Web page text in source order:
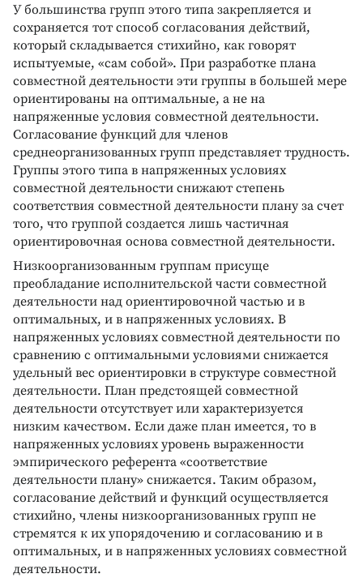
У большинства групп этого типа закрепляется и
сохраняется тот способ согласования действий,
который складывается стихийно, как говорят
испытуемые, «сам собой». При разработке плана
совместной деятельности эти группы в большей мере
ориентированы на оптимальные, а не на
напряженные условия совместной деятельности.
Согласование функций для членов
среднеорганизованных групп представляет трудность.
Группы этого типа в напряженных условиях
совместной деятельности снижают степень
соответствия совместной деятельности плану за счет
того, что группой создается лишь частичная
ориентировочная основа совместной деятельности.
Низкоорганизованным группам присуще
преобладание исполнительской части совместной
деятельности над ориентировочной частью и в
оптимальных, и в напряженных условиях. В
напряженных условиях совместной деятельности по
сравнению с оптимальными условиями снижается
удельный вес ориентировки в структуре совместной
деятельности. План предстоящей совместной
деятельности отсутствует или характеризуется
низким качеством. Если даже план имеется, то в
напряженных условиях уровень выраженности
эмпирического референта «соответствие
деятельности плану» снижается. Таким образом,
согласование действий и функций осуществляется
стихийно, члены низкоорганизованных групп не
стремятся к их упорядочению и согласованию и в
оптимальных, и в напряженных условиях совместной
деятельности.